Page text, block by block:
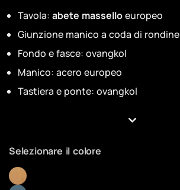
Tavola: abete masselloeuropeo
Giunzione manico a coda di rondine
Fondo e fasce: ovangkol
Manico: acero europeo
Tastiera e ponte: ovangkol
Selezionare il colore